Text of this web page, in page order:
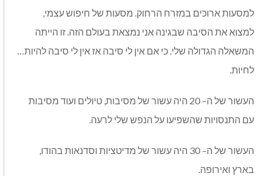
למסעות ארוכים במזרח הרחוק. מסעות של חיפוש עצמי,
למצוא את הסיבה שבגינה אני נמצאת בעולם הזה. זו הייתה
המשאלה הגדולה שלי. כי אם אין לי סיבה אז אין לי סיבה להיות…
לחיות.
העשור של ה– 20 היה עשור של מסיבות, טיולים ועוד מסיבות
עם התנסויות שהשפיעו על הנפש שלי לרעה.
העשור של ה– 30 היה עשור של מדיטציות וסדנאות בהודו,
בארץ ואירופה.